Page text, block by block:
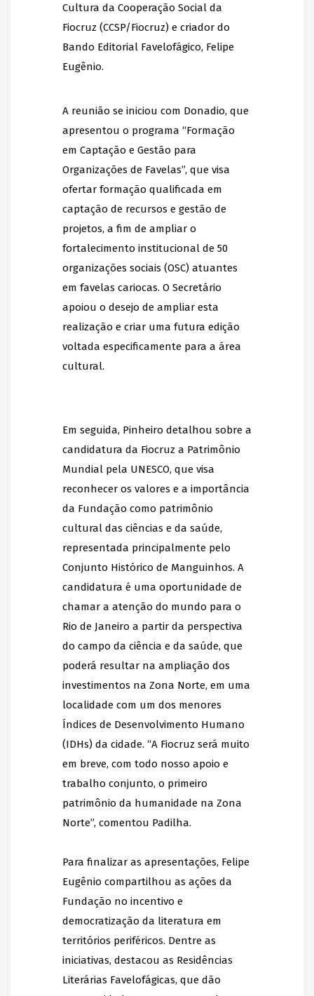
Cultura da Cooperação Social da
Fiocruz (CCSP/Fiocruz) e criador do
Bando Editorial Favelofágico, Felipe
Eugênio.
A reunião se iniciou com Donadio, que
apresentou o programa “Formação
em Captação e Gestão para
Organizações de Favelas”, que visa
ofertar formação qualificada em
captação de recursos e gestão de
projetos, a fim de ampliar o
fortalecimento institucional de 50
organizações sociais (OSC) atuantes
em favelas cariocas. O Secretário
apoiou o desejo de ampliar esta
realização e criar uma futura edição
voltada especificamente para a área
cultural.
Em seguida, Pinheiro detalhou sobre a
candidatura da Fiocruz a Patrimônio
Mundial pela UNESCO, que visa
reconhecer os valores e a importância
da Fundação como patrimônio
cultural das ciências e da saúde,
representada principalmente pelo
Conjunto Histórico de Manguinhos. A
candidatura é uma oportunidade de
chamar a atenção do mundo para o
Rio de Janeiro a partir da perspectiva
do campo da ciência e da saúde, que
poderá resultar na ampliação dos
investimentos na Zona Norte, em uma
localidade com um dos menores
Índices de Desenvolvimento Humano
(IDHs) da cidade. “A Fiocruz será muito
em breve, com todo nosso apoio e
trabalho conjunto, o primeiro
patrimônio da humanidade na Zona
Norte”, comentou Padilha.
Para finalizar as apresentações, Felipe
Eugênio compartilhou as ações da
Fundação no incentivo e
democratização da literatura em
territórios periféricos. Dentre as
iniciativas, destacou as Residências
Literárias Favelofágicas, que dão